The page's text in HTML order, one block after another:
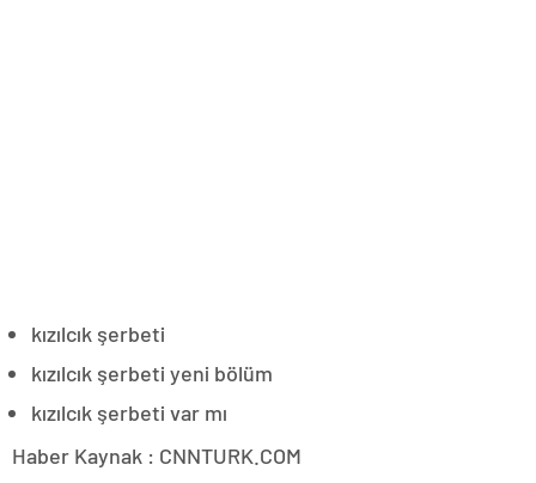
kızılcık şerbeti
kızılcık şerbeti yeni bölüm
kızılcık şerbeti var mı
Haber Kaynak : CNNTURK.COM